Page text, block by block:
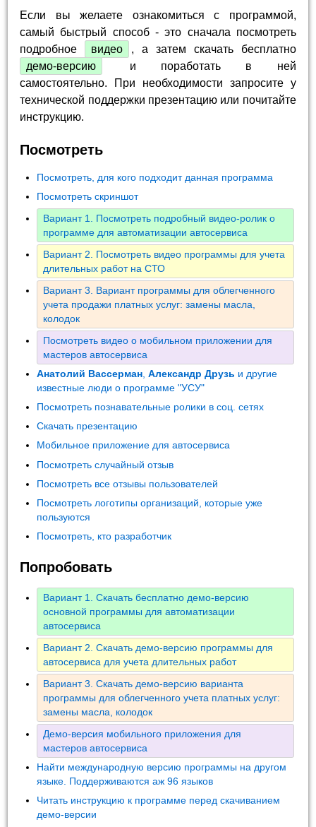
Если вы желаете ознакомиться с программой,
самый быстрый способ - это сначала посмотреть
подробное
видео
, а затем скачать бесплатно
демо-версию
и поработать в ней
самостоятельно. При необходимости запросите у
технической поддержки презентацию или почитайте
инструкцию.
Посмотреть
Посмотреть, для кого подходит данная программа
Посмотреть скриншот
Вариант 1. Посмотреть подробный видео-ролик о
программе для автоматизации автосервиса
Вариант 2. Посмотреть видео программы для учета
длительных работ на СТО
Вариант 3. Вариант программы для облегченного
учета продажи платных услуг: замены масла,
колодок
Посмотреть видео о мобильном приложении для
мастеров автосервиса
Анатолий Вассерман ,Александр Друзь и другие
известные люди о программе "УСУ"
Посмотреть познавательные ролики в соц. сетях
Скачать презентацию
Мобильное приложение для автосервиса
Посмотреть случайный отзыв
Посмотреть все отзывы пользователей
Посмотреть логотипы организаций, которые уже
пользуются
Посмотреть, кто разработчик
Попробовать
Вариант 1. Скачать бесплатно демо-версию
основной программы для автоматизации
автосервиса
Вариант 2. Скачать демо-версию программы для
автосервиса для учета длительных работ
Вариант 3. Скачать демо-версию варианта
программы для облегченного учета платных услуг:
замены масла, колодок
Демо-версия мобильного приложения для
мастеров автосервиса
Найти международную версию программы на другом
языке. Поддерживаются аж 96 языков
Читать инструкцию к программе перед скачиванием
демо-версии